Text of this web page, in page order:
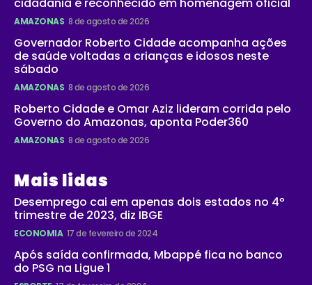
AMAZONAS 8 de agosto de 2026
Governador Roberto Cidade acompanha ações
de saúde voltadas a crianças e idosos neste
sábado
AMAZONAS 8 de agosto de 2026
Roberto Cidade e Omar Aziz lideram corrida pelo
Governo do Amazonas, aponta Poder360
AMAZONAS 8 de agosto de 2026
Mais lidas
Desemprego cai em apenas dois estados no 4º
trimestre de 2023, diz IBGE
ECONOMIA 17 de fevereiro de 2024
Após saída confirmada, Mbappé fica no banco
do PSG na Ligue 1